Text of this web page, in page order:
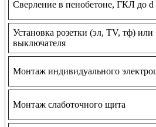
Сверление в пенобетоне, ГКЛ до
Установка розетки (эл, TV, тф) или
выключателя
Монтаж индивидуального
Монтаж слаботочного щита